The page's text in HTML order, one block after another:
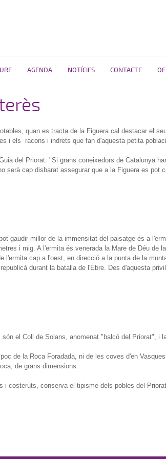
AGENDA NOTÍCIES CONTACTE
quan es tracta de la Figuera cal destacar el
i els racons i indrets que fan d'aquesta petita
del Priorat: "Si grans coneixedors de Catalunya
serà cap disbarat assegurar que a la Figuera es pot
gaudir millor de la immensitat del paisatge és a
i mig. A l'ermita és venerada la Mare de Déu de
l'ermita cap a l'oest, en direcció a la punta de la
durant la batalla de l'Ebre. Des d'aquesta
el Coll de Solans, anomenat "balcó del Priorat", i
de la Roca Foradada, ni de les coves d'en
de grans dimensions.
i costeruts, conserva el tipisme dels pobles del